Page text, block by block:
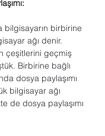
bilgisayarın birbirine
ağı denir.
çeşitlerini geçmiş
Birbirine bağlı
dosya paylaşımı
bilgisayar ağı
de dosya paylaşımı